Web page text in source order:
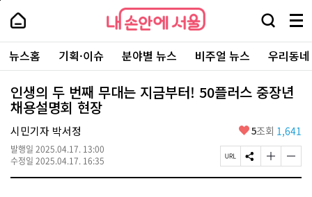
본
로
가
내
손
안
에
서
울
-
서
울
시
대
표
소
통
포
내
손
에
울
검
창
열
기
메
뉴
전
체
보
주
요
서
뉴스홈 기획·이슈 분야별 뉴스 비주얼 뉴스 우리동
인생의 두 번째 무대는 지금부터! 50플러스 중장년
채용설명회 현장
시민기자 박서정
발행일 2025.04.17. 13:00
수정일 2025.04.17. 16:35
좋
요
5조회 1,641
페
이
S
N
글
자
글
자
페
상
단
로